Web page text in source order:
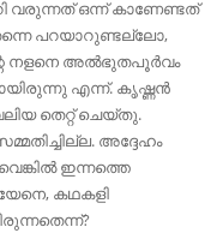
വരുന്നത് ഒന്ന് കാണേണ്ടത്
പറയാറുണ്ടല്ലോ,
നളനെ അൽഭുതപൂർവം
എന്ന്. കൃഷ്ണന്‍
തെറ്റ് ചെയ്തു.
അദ്ദേഹം
ഇന്നത്തെ
കഥകളി